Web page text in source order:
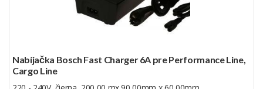
Nabíjačka Bosch Fast Charger 6A pre Performance Line,
Cargo Line